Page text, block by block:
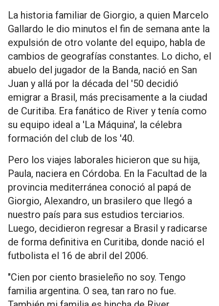
La historia familiar de Giorgio, a quien Marcelo
Gallardo le dio minutos el fin de semana ante la
expulsión de otro volante del equipo, habla de
cambios de geografías constantes. Lo dicho, el
abuelo del jugador de la Banda, nació en San
Juan y allá por la década del '50 decidió
emigrar a Brasil, más precisamente a la ciudad
de Curitiba. Era fanático de River y tenía como
su equipo ideal a 'La Máquina', la célebra
formación del club de los '40.
Pero los viajes laborales hicieron que su hija,
Paula, naciera en Córdoba. En la Facultad de la
provincia mediterránea conoció al papá de
Giorgio, Alexandro, un brasilero que llegó a
nuestro país para sus estudios terciarios.
Luego, decidieron regresar a Brasil y radicarse
de forma definitiva en Curitiba, donde nació el
futbolista el 16 de abril del 2006.
"Cien por ciento brasieleño no soy. Tengo
familia argentina. O sea, tan raro no fue.